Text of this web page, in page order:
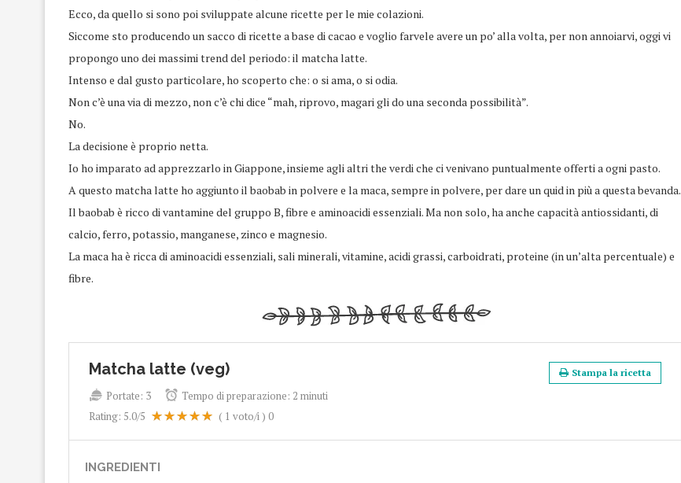
Ecco, da quello si sono poi sviluppate alcune ricette per le mie colazioni.
Siccome sto producendo un sacco di ricette a base di cacao e voglio farvele avere un po’ alla volta, per non annoiarvi, oggi vi
propongo uno dei massimi trend del periodo: il matcha latte.
Intenso e dal gusto particolare, ho scoperto che: o si ama, o si odia.
Non c’è una via di mezzo, non c’è chi dice “mah, riprovo, magari gli do una seconda possibilità”.
No.
La decisione è proprio netta.
Io ho imparato ad apprezzarlo in Giappone, insieme agli altri the verdi che ci venivano puntualmente offerti a ogni pasto.
A questo matcha latte ho aggiunto il baobab in polvere e la maca, sempre in polvere, per dare un quid in più a questa bevanda.
Il baobab è ricco di vantamine del gruppo B, fibre e aminoacidi essenziali. Ma non solo, ha anche capacità antiossidanti, di
calcio, ferro, potassio, manganese, zinco e magnesio.
La maca ha è ricca di aminoacidi essenziali, sali minerali, vitamine, acidi grassi, carboidrati, proteine (in un’alta percentuale) e
fibre.
Matcha latte (veg) Stampa la ricetta
Portate: 3 Tempo di preparazione: 2 minuti
Rating: 5.0/5 ( 1 voto/i ) 0
INGREDIENTI